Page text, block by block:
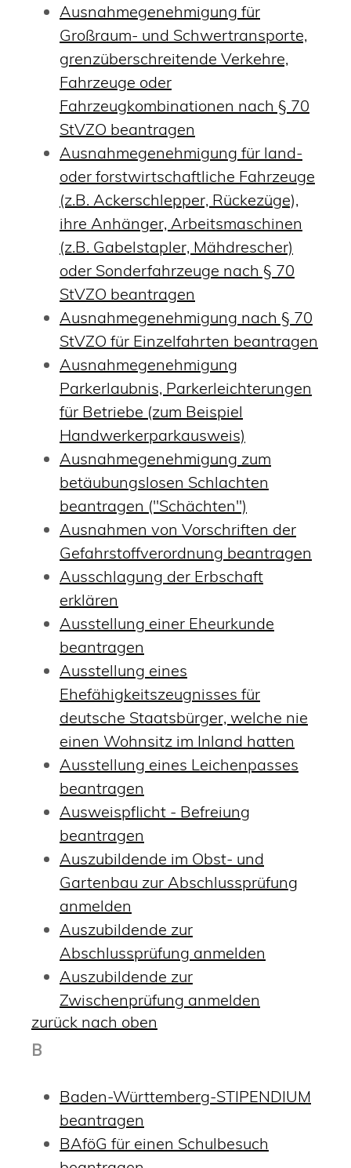
Ausnahmegenehmigung für
Großraum- und Schwertransporte,
grenzüberschreitende Verkehre,
Fahrzeuge oder
Fahrzeugkombinationen nach § 70
StVZO beantragen
Ausnahmegenehmigung für land-
oder forstwirtschaftliche Fahrzeuge
(z.B. Ackerschlepper, Rückezüge),
ihre Anhänger, Arbeitsmaschinen
(z.B. Gabelstapler, Mähdrescher)
oder Sonderfahrzeuge nach § 70
StVZO beantragen
Ausnahmegenehmigung nach § 70
StVZO für Einzelfahrten beantragen
Ausnahmegenehmigung
Parkerlaubnis, Parkerleichterungen
für Betriebe (zum Beispiel
Handwerkerparkausweis)
Ausnahmegenehmigung zum
betäubungslosen Schlachten
beantragen ("Schächten")
Ausnahmen von Vorschriften der
Gefahrstoffverordnung beantragen
Ausschlagung der Erbschaft
erklären
Ausstellung einer Eheurkunde
beantragen
Ausstellung eines
Ehefähigkeitszeugnisses für
deutsche Staatsbürger, welche nie
einen Wohnsitz im Inland hatten
Ausstellung eines Leichenpasses
beantragen
Ausweispflicht - Befreiung
beantragen
Auszubildende im Obst- und
Gartenbau zur Abschlussprüfung
anmelden
Auszubildende zur
Abschlussprüfung anmelden
Auszubildende zur
Zwischenprüfung anmelden
zurück nach oben
B
Baden-Württemberg-STIPENDIUM
beantragen
BAföG für einen Schulbesuch